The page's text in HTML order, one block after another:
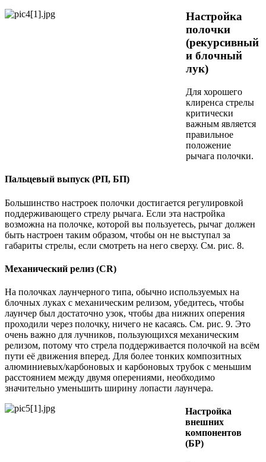
Настройка
полочки
(рекурсивный
и блочный
лук)
Для хорошего
клиренса стрелы
критически
важным является
правильное
положение
рычага полочки.
Пальцевый выпуск (РП, БП)
Большинство настроек полочки достигается регулировкой
поддерживающего стрелу рычага. Если эта настройка
возможна на полочке, которой вы пользуетесь, рычаг должен
быть настроен таким образом, чтобы он не выступал за
габариты стрелы, если смотреть на него сверху. См. рис. 8.
Механический релиз (CR)
На полочках лаунчерного типа, обычно используемых на
блочных луках с механическим релизом, убедитесь, чтобы
лаунчер был достаточно узок, чтобы два нижних оперения
проходили через полочку, ничего не касаясь. См. рис. 9. Это
очень важно для лучников, пользующихся механическим
релизом, потому что стрела поддерживается полочкой на всём
пути её движения вперед. Для более тонких композитных
алюминиевых/карбоновых и карбоновых трубок с меньшим
расстоянием между двумя оперениями, необходимо
значительно уменьшить ширину лопасти лаунчера.
Настройка
внешних
компонентов
(БР)